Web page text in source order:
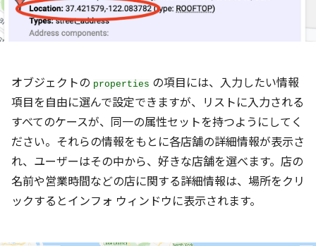
オブジェクトの properties の項目には、入力したい情報
項目を自由に選んで設定できますが、リストに入力される
すべてのケースが、同一の属性セットを持つようにしてく
ださい。それらの情報をもとに各店舗の詳細情報が表示さ
れ、ユーザーはその中から、好きな店舗を選べます。店の
名前や営業時間などの店に関する詳細情報は、場所をクリ
ックするとインフォ ウィンドウに表示されます。